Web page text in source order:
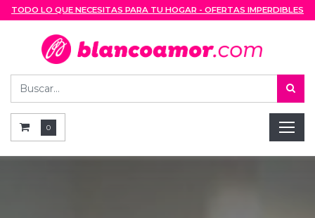
TODO LO QUE NECESITAS PARA TU HOGAR - OFERTAS IMPERDIBLES
0